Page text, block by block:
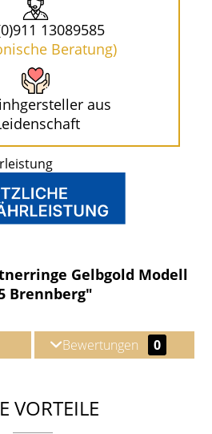
13089585
Beratung)
aus
Gelbgold Modell
Brennberg"
Bewertungen 0
VORTEILE